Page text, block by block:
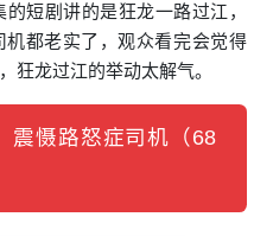
短剧讲的是狂龙一路过江，
都老实了，观众看完会觉得
狂龙过江的举动太解气。
震慑路怒症司机（68